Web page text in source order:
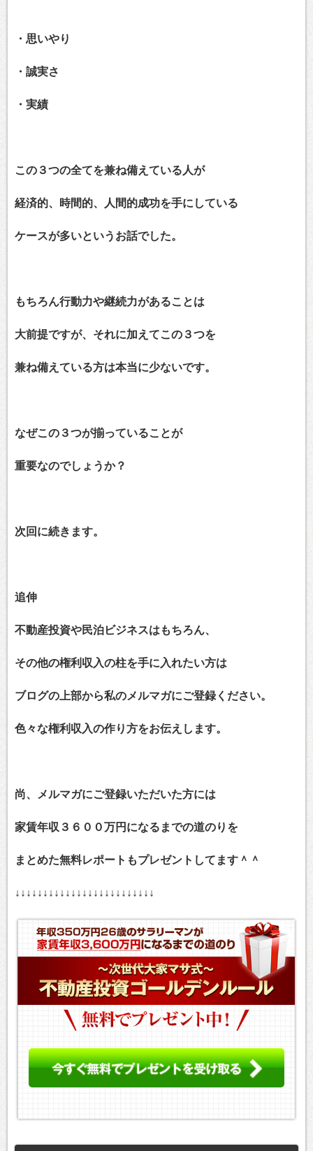
・思いやり
・誠実さ
・実績
この３つの全てを兼ね備えている人が
経済的、時間的、人間的成功を手にしている
ケースが多いというお話でした。
もちろん行動力や継続力があることは
大前提ですが、それに加えてこの３つを
兼ね備えている方は本当に少ないです。
なぜこの３つが揃っていることが
重要なのでしょうか？
次回に続きます。
追伸
不動産投資や民泊ビジネスはもちろん、
その他の権利収入の柱を手に入れたい方は
ブログの上部から私のメルマガにご登録ください。
色々な権利収入の作り方をお伝えします。
尚、メルマガにご登録いただいた方には
家賃年収３６００万円になるまでの道のりを
まとめた無料レポートもプレゼントしてます＾＾
↓↓↓↓↓↓↓↓↓↓↓↓↓↓↓↓↓↓↓↓↓↓↓↓↓